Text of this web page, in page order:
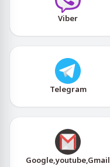
Viber
Telegram
Google,youtube,Gmail